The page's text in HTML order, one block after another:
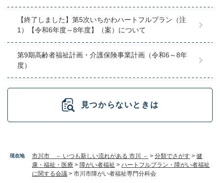
現在地 市川市 － いつも新しい流れがある 市川 － > 分類でさがす > 健
康・福祉・医療 > 障がい者福祉 > ハートフルプラン・障がい者福祉
に関する会議 > 市川市障がい者福祉専門分科会
【終了しました】第5次いちかわハートフルプラン（注
1）【令和6年度～8年度】（案）について
第9期高齢者福祉計画・介護保険事業計画（令和6～8年
度）
見つからないときは